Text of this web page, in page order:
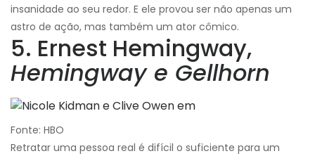
insanidade ao seu redor. E ele provou ser não apenas um
astro de ação, mas também um ator cômico.
5. Ernest Hemingway,
Hemingway e Gellhorn
Fonte: HBO
Retratar uma pessoa real é difícil o suficiente para um